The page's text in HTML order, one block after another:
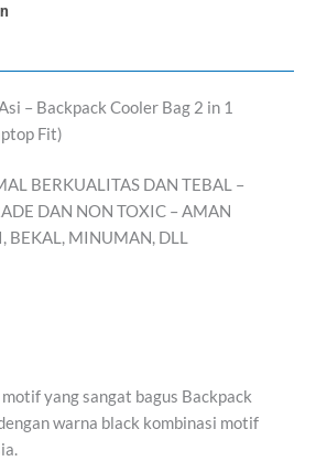
– Backpack Cooler Bag 2 in 1
Fit)
BERKUALITAS DAN TEBAL –
DAN NON TOXIC – AMAN
BEKAL, MINUMAN, DLL
yang sangat bagus Backpack
warna black kombinasi motif